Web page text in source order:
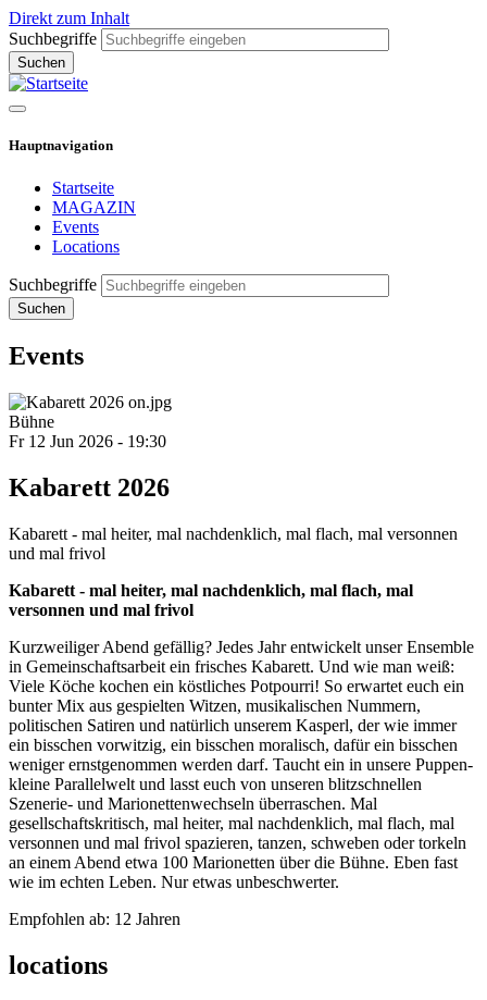
Direkt zum Inhalt
Suchbegriffe
Hauptnavigation
Startseite
MAGAZIN
Events
Locations
Suchbegriffe
Events
Bühne
Fr 12 Jun 2026 - 19:30
Kabarett 2026
Kabarett - mal heiter, mal nachdenklich, mal flach, mal versonnen
und mal frivol
Kabarett - mal heiter, mal nachdenklich, mal flach, mal
versonnen und mal frivol
Kurzweiliger Abend gefällig? Jedes Jahr entwickelt unser Ensemble
in Gemeinschaftsarbeit ein frisches Kabarett. Und wie man weiß:
Viele Köche kochen ein köstliches Potpourri! So erwartet euch ein
bunter Mix aus gespielten Witzen, musikalischen Nummern,
politischen Satiren und natürlich unserem Kasperl, der wie immer
ein bisschen vorwitzig, ein bisschen moralisch, dafür ein bisschen
weniger ernstgenommen werden darf. Taucht ein in unsere Puppen-
kleine Parallelwelt und lasst euch von unseren blitzschnellen
Szenerie- und Marionettenwechseln überraschen. Mal
gesellschaftskritisch, mal heiter, mal nachdenklich, mal flach, mal
versonnen und mal frivol spazieren, tanzen, schweben oder torkeln
an einem Abend etwa 100 Marionetten über die Bühne. Eben fast
wie im echten Leben. Nur etwas unbeschwerter.
Empfohlen ab: 12 Jahren
locations